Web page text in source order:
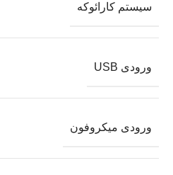
سیستم کارائوکه
ورودی USB
ورودی میکروفون